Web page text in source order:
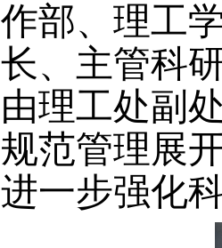
作部、理工
长、主管科
由理工处副
规范管理展
进一步强化